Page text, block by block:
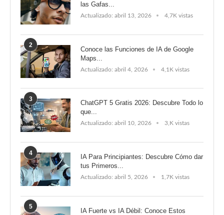
las Gafas...
Actualizado: abril 13, 2026 4,7K vistas
2
Conoce las Funciones de IA de Google
Maps...
Actualizado: abril 4, 2026 4,1K vistas
3
ChatGPT 5 Gratis 2026: Descubre Todo lo
que...
Actualizado: abril 10, 2026 3,K vistas
4
IA Para Principiantes: Descubre Cómo dar
tus Primeros...
Actualizado: abril 5, 2026 1,7K vistas
5
IA Fuerte vs IA Débil: Conoce Estos